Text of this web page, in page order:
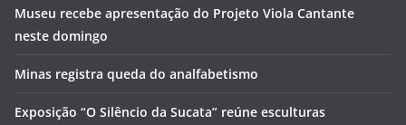
Museu recebe apresentação do Projeto Viola Cantante
neste domingo
Minas registra queda do analfabetismo
Exposição “O Silêncio da Sucata” reúne esculturas